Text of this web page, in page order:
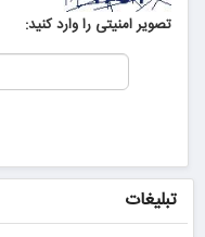
تصویر امنیتی را وارد کنید:
تبلیغات